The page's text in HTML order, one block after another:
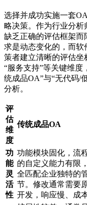
选择并成功实施一套
略决策。作为行业分析
缺乏正确的评估框架
求是动态变化的，而
策者建立清晰的评估坐
“服务支持”等关键维
统成品OA”与“无代码/
分析。
评
估
维
度
传统成品OA
功
能
灵
活
性
功能模块固化，流
的自定义能力有限
全匹配企业独特的
节。修改通常需要
开发，响应慢、成